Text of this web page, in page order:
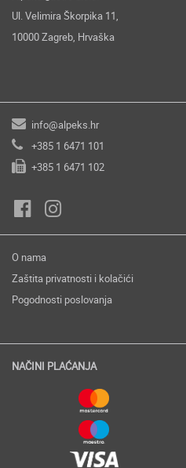
Ul. Velimira Škorpika 11,
10000 Zagreb, Hrvaška
info@alpeks.hr
+385 1 6471 101
+385 1 6471 102
O nama
Zaštita privatnosti i kolačići
Pogodnosti poslovanja
NAČINI PLAĆANJA